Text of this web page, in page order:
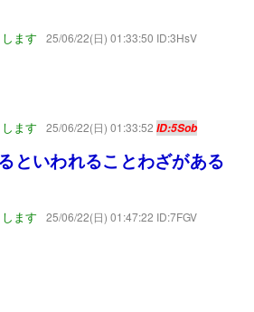
ます 25/06/22(日) 01:33:50 ID:3HsV
ます 25/06/22(日) 01:33:52 ID:5Sob
といわれることわざがある
ます 25/06/22(日) 01:47:22 ID:7FGV